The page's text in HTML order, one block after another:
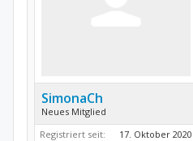
SimonaCh
Neues Mitglied
Registriert seit:
17. Oktober 2020